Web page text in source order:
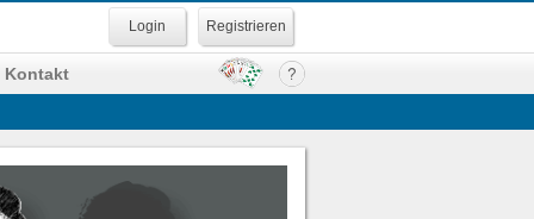
Registrieren
Kontakt